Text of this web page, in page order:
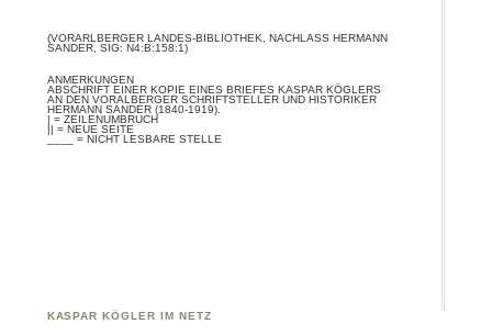
(VORARLBERGER LANDES-BIBLIOTHEK, NACHLASS HERMANN
SANDER, SIG: N4:B:158:1)
ANMERKUNGEN
ABSCHRIFT EINER KOPIE EINES BRIEFES KASPAR KÖGLERS
AN DEN VORALBERGER SCHRIFTSTELLER UND HISTORIKER
HERMANN SANDER (1840-1919).
| = ZEILENUMBRUCH
|| = NEUE SEITE
____ = NICHT LESBARE STELLE
KASPAR KÖGLER IM NETZ